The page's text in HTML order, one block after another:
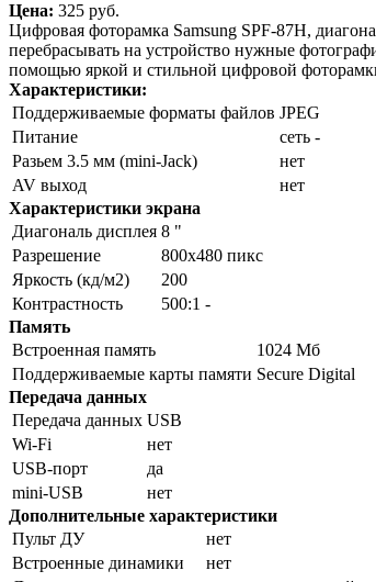
Цена: 325 pуб.
Цифровая фоторамка Samsung SPF-87H,
перебрасывать на устройство нужные
помощью яркой и стильной цифровой
Характеристики:
Поддерживаемые форматы файлов JPEG
Питание
сеть -
Разьем 3.5 мм (mini-Jack)
нет
AV выход
нет
Характеристики экрана
Диагональ дисплея 8 "
Разрешение
800x480 пикс
Яркость (кд/м2)
200
Контрастность
500:1 -
Память
Встроенная память
1024 Мб
Поддерживаемые карты памяти Secure Digital
Передача данных
Передача данных USB
Wi-Fi
нет
USB-порт
да
mini-USB
нет
Дополнительные характеристики
Пульт ДУ
нет
Встроенные динамики
нет